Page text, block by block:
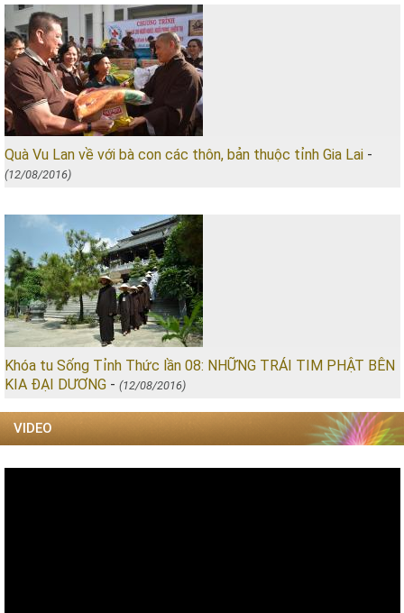
Quà Vu Lan về với bà con các thôn, bản thuộc tỉnh Gia Lai -
(12/08/2016)
Khóa tu Sống Tỉnh Thức lần 08: NHỮNG TRÁI TIM PHẬT BÊN
KIA ĐẠI DƯƠNG - (12/08/2016)
VIDEO